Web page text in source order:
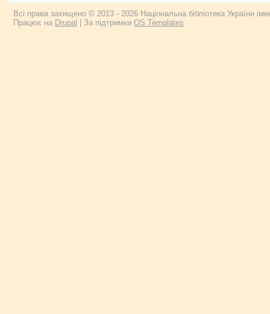
Всі права захищено © 2013 - 2026 Національна бібліотека України
Працює на Drupal | За підтримки OS Templates